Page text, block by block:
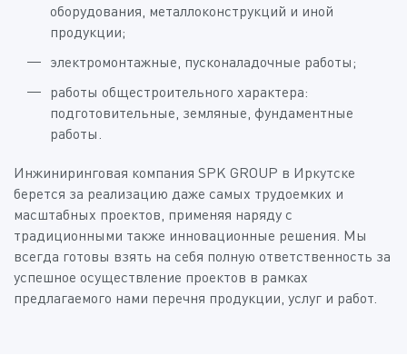
оборудования, металлоконструкций и иной
продукции;
электромонтажные, пусконаладочные работы;
работы общестроительного характера:
подготовительные, земляные, фундаментные
работы.
Инжиниринговая компания SPK GROUP в Иркутске
берется за реализацию даже самых трудоемких и
масштабных проектов, применяя наряду с
традиционными также инновационные решения. Мы
всегда готовы взять на себя полную ответственность за
успешное осуществление проектов в рамках
предлагаемого нами перечня продукции, услуг и работ.